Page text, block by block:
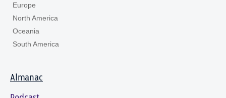
Europe
North America
Oceania
South America
Almanac